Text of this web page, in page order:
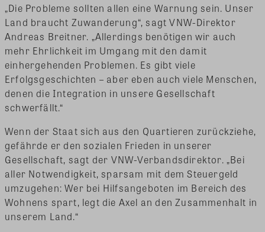
„Die Probleme sollten allen eine Warnung sein. Unser
Land braucht Zuwanderung“, sagt VNW-Direktor
Andreas Breitner. „Allerdings benötigen wir auch
mehr Ehrlichkeit im Umgang mit den damit
einhergehenden Problemen. Es gibt viele
Erfolgsgeschichten – aber eben auch viele Menschen,
denen die Integration in unsere Gesellschaft
schwerfällt.“
Wenn der Staat sich aus den Quartieren zurückziehe,
gefährde er den sozialen Frieden in unserer
Gesellschaft, sagt der VNW-Verbandsdirektor. „Bei
aller Notwendigkeit, sparsam mit dem Steuergeld
umzugehen: Wer bei Hilfsangeboten im Bereich des
Wohnens spart, legt die Axel an den Zusammenhalt in
unserem Land.“